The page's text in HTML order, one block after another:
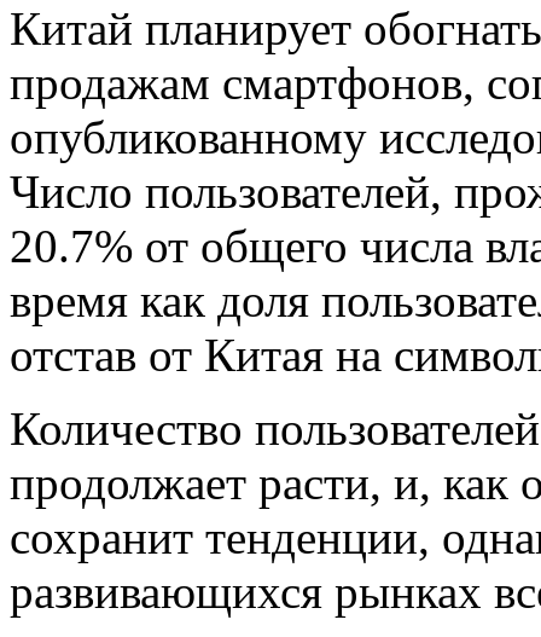
Китай планирует
продажам смартфонов,
опубликованному
Число пользователей,
20.7% от общего числа
время как доля
отстав от Китая на
Количество
продолжает расти, и, как
сохранит тенденции,
развивающихся рынках